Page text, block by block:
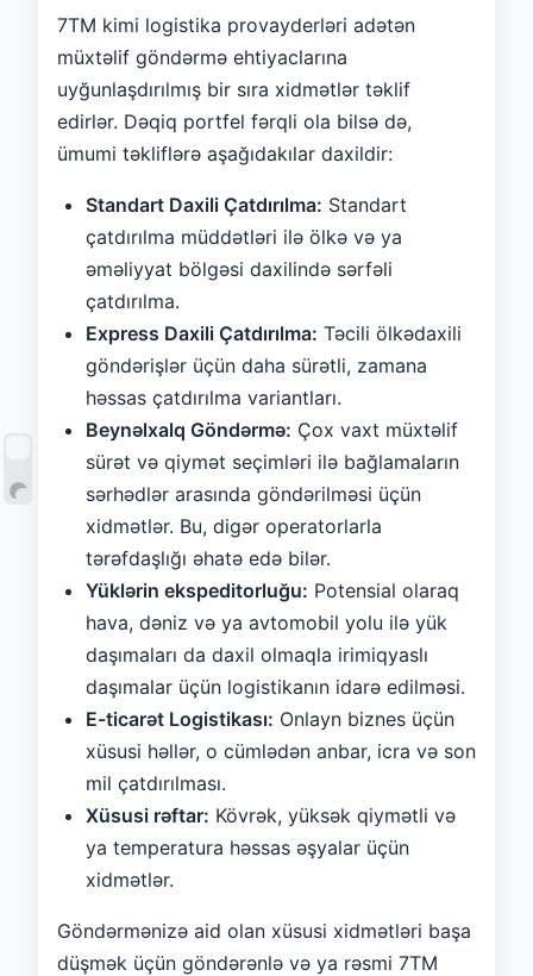
7TM kimi logistika provayderləri adətən
müxtəlif göndərmə ehtiyaclarına
uyğunlaşdırılmış bir sıra xidmətlər təklif
edirlər. Dəqiq portfel fərqli ola bilsə də,
ümumi təkliflərə aşağıdakılar daxildir:
Standart Daxili Çatdırılma: Standart
çatdırılma müddətləri ilə ölkə və ya
əməliyyat bölgəsi daxilində sərfəli
çatdırılma.
Express Daxili Çatdırılma: Təcili ölkədaxili
göndərişlər üçün daha sürətli, zamana
həssas çatdırılma variantları.
Beynəlxalq Göndərmə: Çox vaxt müxtəlif
sürət və qiymət seçimləri ilə bağlamaların
sərhədlər arasında göndərilməsi üçün
xidmətlər. Bu, digər operatorlarla
tərəfdaşlığı əhatə edə bilər.
Yüklərin ekspeditorluğu: Potensial olaraq
hava, dəniz və ya avtomobil yolu ilə yük
daşımaları da daxil olmaqla irimiqyaslı
daşımalar üçün logistikanın idarə edilməsi.
E-ticarət Logistikası: Onlayn biznes üçün
xüsusi həllər, o cümlədən anbar, icra və son
mil çatdırılması.
Xüsusi rəftar: Kövrək, yüksək qiymətli və
ya temperatura həssas əşyalar üçün
xidmətlər.
Göndərmənizə aid olan xüsusi xidmətləri başa
düşmək üçün göndərənlə və ya rəsmi 7TM